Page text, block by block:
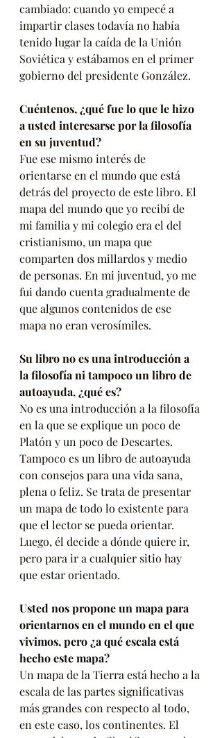
cambiado: cuando yo empecé a
impartir clases todavía no había
tenido lugar la caída de la Unión
Soviética y estábamos en el primer
gobierno del presidente González.
Cuéntenos, ¿qué fue lo que le hizo
a usted interesarse por la filosofía
en su juventud?
Fue ese mismo interés de
orientarse en el mundo que está
detrás del proyecto de este libro. El
mapa del mundo que yo recibí de
mi familia y mi colegio era el del
cristianismo, un mapa que
comparten dos millardos y medio
de personas. En mi juventud, yo me
fui dando cuenta gradualmente de
que algunos contenidos de ese
mapa no eran verosímiles.
Su libro no es una introducción a
la filosofía ni tampoco un libro de
autoayuda, ¿qué es?
No es una introducción a la filosofía
en la que se explique un poco de
Platón y un poco de Descartes.
Tampoco es un libro de autoayuda
con consejos para una vida sana,
plena o feliz. Se trata de presentar
un mapa de todo lo existente para
que el lector se pueda orientar.
Luego, él decide a dónde quiere ir,
pero para ir a cualquier sitio hay
que estar orientado.
Usted nos propone un mapa para
orientarnos en el mundo en el que
vivimos, pero ¿a qué escala está
hecho este mapa?
Un mapa de la Tierra está hecho a la
escala de las partes significativas
más grandes con respecto al todo,
en este caso, los continentes. El